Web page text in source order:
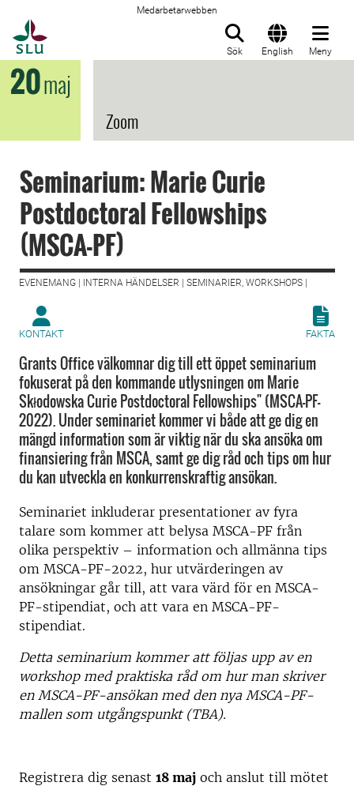
Medarbetarwebben
Sök English Meny
20maj
Zoom
Seminarium: Marie Curie
Postdoctoral Fellowships
(MSCA-PF)
EVENEMANG | INTERNA HÄNDELSER | SEMINARIER, WORKSHOPS |
KONTAKT FAKTA
Grants Office välkomnar dig till ett öppet seminarium
fokuserat på den kommande utlysningen om Marie
Skłodowska Curie Postdoctoral Fellowships" (MSCA-PF-
2022). Under seminariet kommer vi både att ge dig en
mängd information som är viktig när du ska ansöka om
finansiering från MSCA, samt ge dig råd och tips om hur
du kan utveckla en konkurrenskraftig ansökan.
Seminariet inkluderar presentationer av fyra
talare som kommer att belysa MSCA-PF från
olika perspektiv – information och allmänna tips
om MSCA-PF-2022, hur utvärderingen av
ansökningar går till, att vara värd för en MSCA-
PF-stipendiat, och att vara en MSCA-PF-
stipendiat.
Detta seminarium kommer att följas upp av en
workshop med praktiska råd om hur man skriver
en MSCA-PF-ansökan med den nya MSCA-PF-
mallen som utgångspunkt (TBA).
Registrera dig senast 18 maj och anslut till mötet